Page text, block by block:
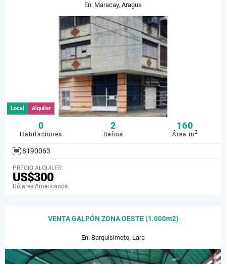
En: Maracay, Aragua
Local Alquiler
0
Habitaciones
2
Baños
160
Área m2
8190063
PRECIO ALQUILER
US$300
Dólares Americanos
VENTA GALPÓN ZONA OESTE (1.000m2)
En: Barquisimeto, Lara